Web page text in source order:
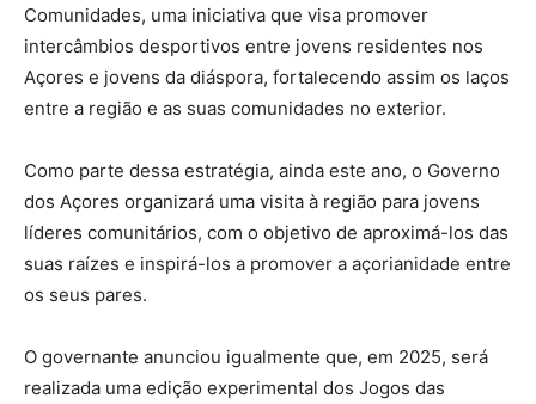
Comunidades, uma iniciativa que visa promover
intercâmbios desportivos entre jovens residentes nos
Açores e jovens da diáspora, fortalecendo assim os laços
entre a região e as suas comunidades no exterior.
Como parte dessa estratégia, ainda este ano, o Governo
dos Açores organizará uma visita à região para jovens
líderes comunitários, com o objetivo de aproximá-los das
suas raízes e inspirá-los a promover a açorianidade entre
os seus pares.
O governante anunciou igualmente que, em 2025, será
realizada uma edição experimental dos Jogos das